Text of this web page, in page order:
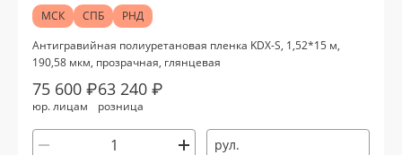
МСК
СПБ
РНД
Антигравийная полиуретановая пленка KDX-S, 1,52*15 м,
190,58 мкм, прозрачная, глянцевая
75 600 ₽
юр. лицам
63 240 ₽
розница
рул.